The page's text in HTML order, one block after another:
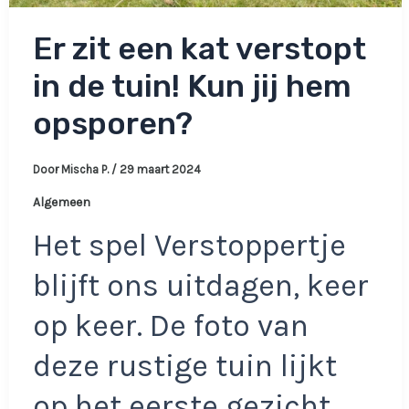
Er zit een kat verstopt
in de tuin! Kun jij hem
opsporen?
Door Mischa P. / 29 maart 2024
Algemeen
Het spel Verstoppertje
blijft ons uitdagen, keer
op keer. De foto van
deze rustige tuin lijkt